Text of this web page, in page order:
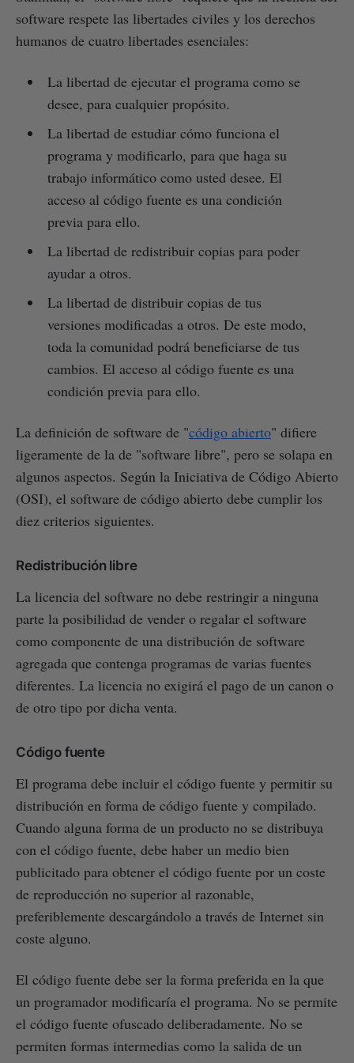
software respete las libertades civiles y los derechos
humanos de cuatro libertades esenciales:
La libertad de ejecutar el programa como se
desee, para cualquier propósito.
La libertad de estudiar cómo funciona el
programa y modificarlo, para que haga su
trabajo informático como usted desee. El
acceso al código fuente es una condición
previa para ello.
La libertad de redistribuir copias para poder
ayudar a otros.
La libertad de distribuir copias de tus
versiones modificadas a otros. De este modo,
toda la comunidad podrá beneficiarse de tus
cambios. El acceso al código fuente es una
condición previa para ello.
La definición de software de "código abierto" difiere
ligeramente de la de "software libre", pero se solapa en
algunos aspectos. Según la Iniciativa de Código Abierto
(OSI), el software de código abierto debe cumplir los
diez criterios siguientes.
Redistribución libre
La licencia del software no debe restringir a ninguna
parte la posibilidad de vender o regalar el software
como componente de una distribución de software
agregada que contenga programas de varias fuentes
diferentes. La licencia no exigirá el pago de un canon o
de otro tipo por dicha venta.
Código fuente
El programa debe incluir el código fuente y permitir su
distribución en forma de código fuente y compilado.
Cuando alguna forma de un producto no se distribuya
con el código fuente, debe haber un medio bien
publicitado para obtener el código fuente por un coste
de reproducción no superior al razonable,
preferiblemente descargándolo a través de Internet sin
coste alguno.
El código fuente debe ser la forma preferida en la que
un programador modificaría el programa. No se permite
el código fuente ofuscado deliberadamente. No se
permiten formas intermedias como la salida de un